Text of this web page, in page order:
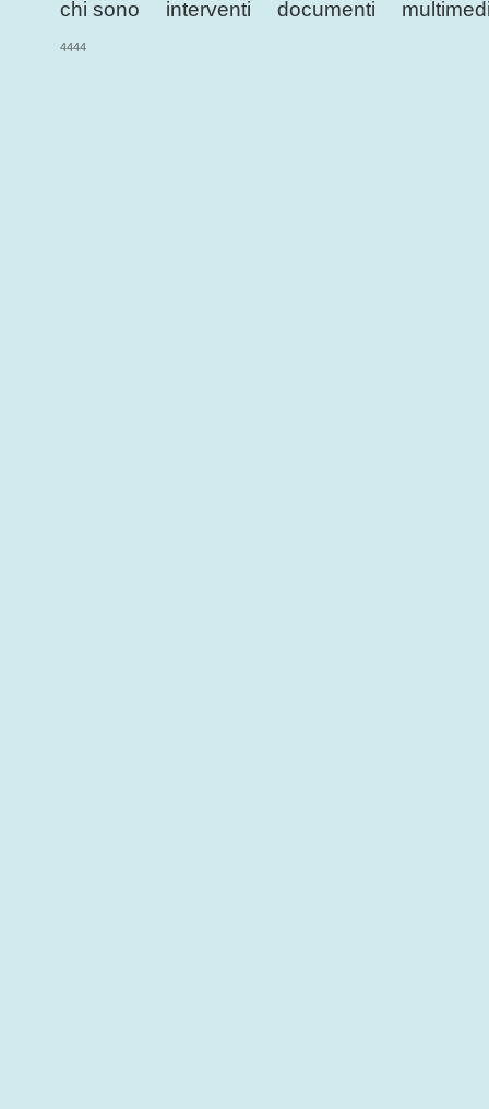
chi sono interventi documenti
4444